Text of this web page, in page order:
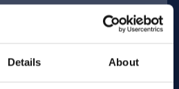
Details About